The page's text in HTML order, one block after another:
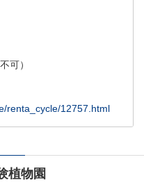
可）
renta_cycle/12757.html
植物園